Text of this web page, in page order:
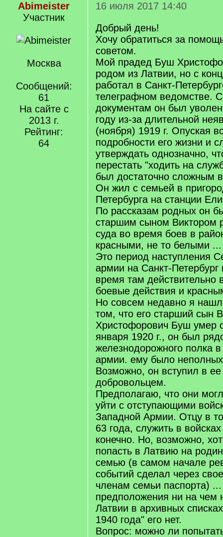
Abimeister
Участник
Москва
Сообщений:
61
На сайте с
2013 г.
Рейтинг:
64
16 июля 2017 14:40
Добрый день!
Хочу обратиться за
советом.
Мой прадед Буш
родом из Латвии, но с
работал в Санкт-
телеграфном ведомстве.
документам он был
году из-за длительной
(ноября) 1919 г. Опуская
подробности его жизни и
утверждать однозначно,
перестать "ходить на
был достаточно сложным
Он жил с семьей в
Петербурга на станции
По рассказам родных он
старшим сыном Виктором
суда во время боев в
красными, не то белыми ...
Это период наступления
армии на Санкт-Петербург
время там действительно
боевые действия и
Но совсем недавно я
том, что его старший сын
Христофорович Буш умер
января 1920 г., он был
железнодорожного полка
армии. ему было неполных
Возможно, он вступил в
добровольцем.
Предполагаю, что они
уйти с отступающими
Западной Армии. Отцу в
63 года, служить в
конечно. Но, возможно,
попасть в Латвию на
семью (в самом начале
событий сделал через
членам семьи паспорта)
предположения ни на чем
Латвии в архивных
1940 года" его нет.
Вопрос: можно ли